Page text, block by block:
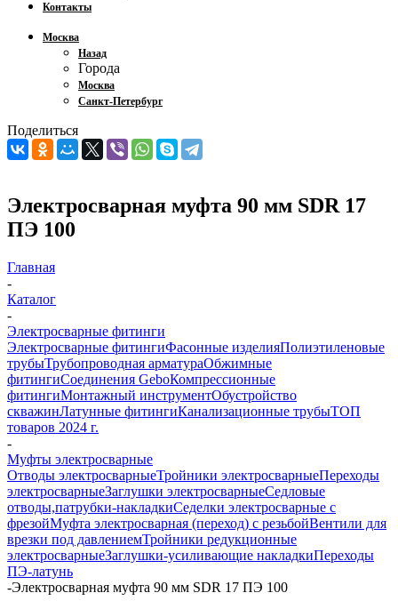
Контакты
Москва
Назад
Города
Москва
Санкт-Петербург
Поделиться
Электросварная муфта 90 мм SDR 17
ПЭ 100
Главная
-
Каталог
-
Электросварные фитинги
Электросварные фитингиФасонные изделияПолиэтиленовые
трубыТрубопроводная арматураОбжимные
фитингиСоединения GeboКомпрессионные
фитингиМонтажный инструментОбустройство
скважинЛатунные фитингиКанализационные трубыТОП
товаров 2024 г.
-
Муфты электросварные
Отводы электросварныеТройники электросварныеПереходы
электросварныеЗаглушки электросварныеСедловые
отводы,патрубки-накладкиСеделки электросварные с
фрезойМуфта электросварная (переход) с резьбойВентили для
врезки под давлениемТройники редукционные
электросварныеЗаглушки-усиливающие накладкиПереходы
ПЭ-латунь
-Электросварная муфта 90 мм SDR 17 ПЭ 100